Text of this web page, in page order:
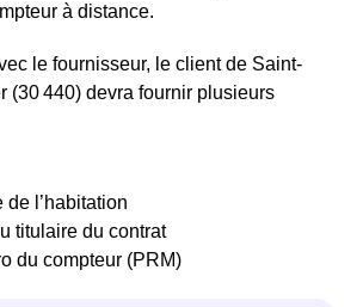
à distance.
le fournisseur, le client de Saint-
(30 440) devra fournir plusieurs
de l’habitation
titulaire du contrat
du compteur (PRM)